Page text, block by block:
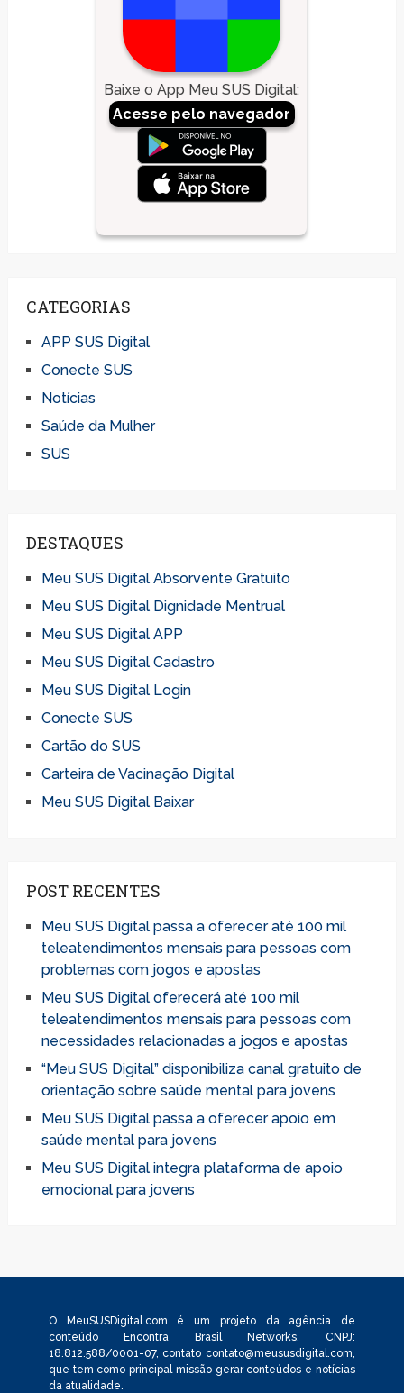
Baixe o App Meu SUS Digital:
Acesse pelo navegador
CATEGORIAS
APP SUS Digital
Conecte SUS
Notícias
Saúde da Mulher
SUS
DESTAQUES
Meu SUS Digital Absorvente Gratuito
Meu SUS Digital Dignidade Mentrual
Meu SUS Digital APP
Meu SUS Digital Cadastro
Meu SUS Digital Login
Conecte SUS
Cartão do SUS
Carteira de Vacinação Digital
Meu SUS Digital Baixar
POST RECENTES
Meu SUS Digital passa a oferecer até 100 mil
teleatendimentos mensais para pessoas com
problemas com jogos e apostas
Meu SUS Digital oferecerá até 100 mil
teleatendimentos mensais para pessoas com
necessidades relacionadas a jogos e apostas
“Meu SUS Digital” disponibiliza canal gratuito de
orientação sobre saúde mental para jovens
Meu SUS Digital passa a oferecer apoio em
saúde mental para jovens
Meu SUS Digital integra plataforma de apoio
emocional para jovens
O MeuSUSDigital.com é um projeto da agência de
conteúdo Encontra Brasil Networks, CNPJ:
18.812.588/0001-07, contato contato@meususdigital.com,
que tem como principal missão gerar conteúdos e notícias
da atualidade.